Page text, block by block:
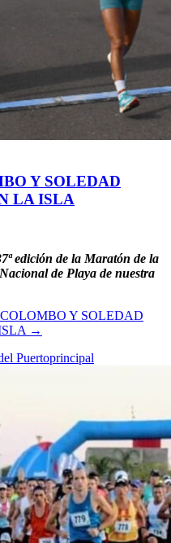
Y SOLEDAD
LA ISLA
edición de la Maratón de la
de Playa de nuestra
Y SOLEDAD
→
Puertoprincipal